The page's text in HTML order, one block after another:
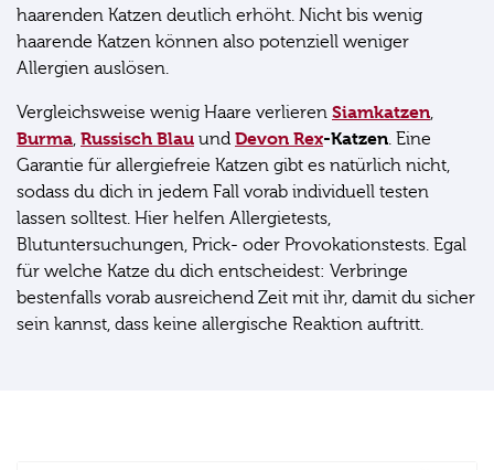
haarenden Katzen deutlich erhöht. Nicht bis wenig
haarende Katzen können also potenziell weniger
Allergien auslösen.
Vergleichsweise wenig Haare verlieren Siamkatzen,
Burma, Russisch Blau und Devon Rex-Katzen. Eine
Garantie für allergiefreie Katzen gibt es natürlich nicht,
sodass du dich in jedem Fall vorab individuell testen
lassen solltest. Hier helfen Allergietests,
Blutuntersuchungen, Prick- oder Provokationstests. Egal
für welche Katze du dich entscheidest: Verbringe
bestenfalls vorab ausreichend Zeit mit ihr, damit du sicher
sein kannst, dass keine allergische Reaktion auftritt.